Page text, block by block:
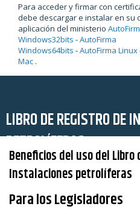
Para acceder y firmar con
debe descargar e instalar en su
aplicación del ministerio
Windows32bits -AutoFirma
Windows64bits -AutoFirma Linux
Mac .
LIBRO DE REGISTRO DE
PETROLÍFERAS
Beneficios del uso del
Instalaciones petrolíferas
Para los Legisladores